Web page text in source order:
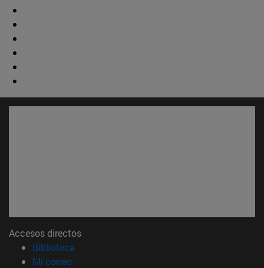
Accesos directos
Biblioteca
Mi correo(abre en nueva ventana)